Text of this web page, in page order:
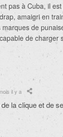
pas à Cuba, il
amaigri en
de
de charger
il y a
la clique et de